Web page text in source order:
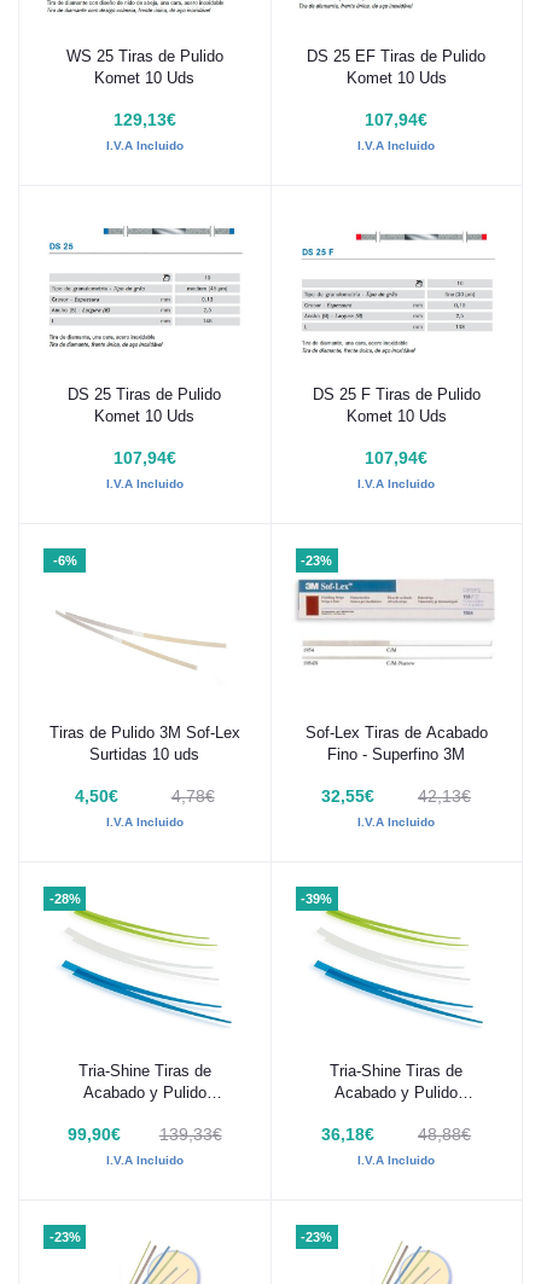
Añadir al carrito
WS 25 Tiras de Pulido
Komet 10 Uds
129,13€
I.V.A Incluido
Añadir al carrito
DS 25 EF Tiras de Pulido
Komet 10 Uds
107,94€
I.V.A Incluido
Añadir al carrito
DS 25 Tiras de Pulido
Komet 10 Uds
107,94€
I.V.A Incluido
Añadir al carrito
DS 25 F Tiras de Pulido
Komet 10 Uds
107,94€
I.V.A Incluido
-6%
Añadir al carrito
Tiras de Pulido 3M Sof-Lex
Surtidas 10 uds
4,50€ 4,78€
I.V.A Incluido
-23%
Añadir al carrito
Sof-Lex Tiras de Acabado
Fino - Superfino 3M
32,55€ 42,13€
I.V.A Incluido
-28%
Añadir al carrito
Tria-Shine Tiras de
Acabado y Pulido
99,90€ 139,33€
I.V.A Incluido
-39%
Añadir al carrito
Tria-Shine Tiras de
Acabado y Pulido
36,18€ 48,88€
I.V.A Incluido
-23% -23%